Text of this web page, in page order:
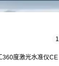
1
360度激光水准仪CE